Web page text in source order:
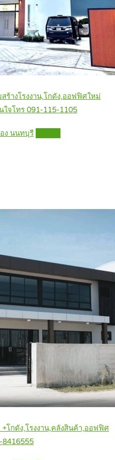
ร้างโรงงาน,โกดัง,ออฟฟิศใหม่
ใจโทร 091-115-1105
ง นนทบุรี
โกดัง,โรงงาน,คลังสินค้า,ออฟฟิศ
8416555